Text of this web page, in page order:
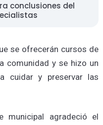
conclusiones del
se ofrecerán cursos de
comunidad y se hizo un
cuidar y preservar las
municipal agradeció el